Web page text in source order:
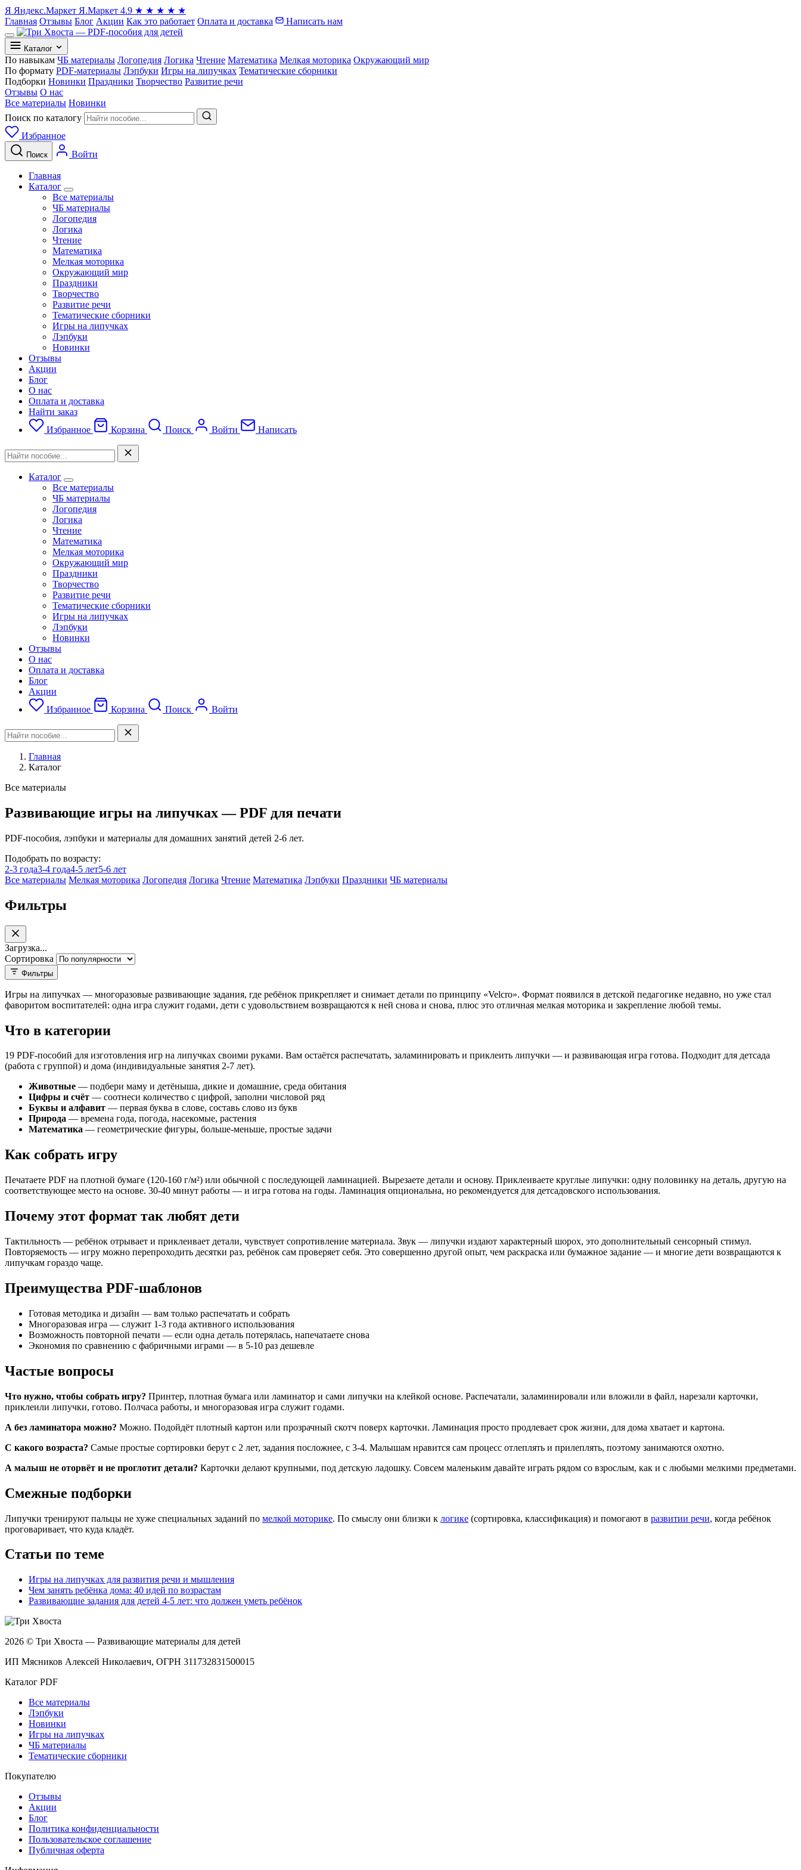
Я Яндекс.Маркет Я.Маркет 4.9 ★ ★ ★ ★ ★
Главная Отзывы Блог Акции Как это работает Оплата и доставка Написать нам
Каталог
По навыкам ЧБ материалы Логопедия Логика Чтение Математика Мелкая моторика Окружающий мир
По формату PDF-материалы Лэпбуки Игры на липучках Тематические сборники
Подборки Новинки Праздники Творчество Развитие речи
Отзывы О нас
Все материалы Новинки
Поиск по каталогу
Избранное
Поиск Войти
Главная
Каталог
Все материалы
ЧБ материалы
Логопедия
Логика
Чтение
Математика
Мелкая моторика
Окружающий мир
Праздники
Творчество
Развитие речи
Тематические сборники
Игры на липучках
Лэпбуки
Новинки
Отзывы
Акции
Блог
О нас
Оплата и доставка
Найти заказ
Избранное
Корзина Поиск Войти Написать
Каталог
Все материалы
ЧБ материалы
Логопедия
Логика
Чтение
Математика
Мелкая моторика
Окружающий мир
Праздники
Творчество
Развитие речи
Тематические сборники
Игры на липучках
Лэпбуки
Новинки
Отзывы
О нас
Оплата и доставка
Блог
Акции
Избранное
Корзина Поиск Войти
Главная
Каталог
Все материалы
Развивающие игры на липучках — PDF для печати
PDF-пособия, лэпбуки и материалы для домашних занятий детей 2-6 лет.
Подобрать по возрасту:
2-3 года3-4 года4-5 лет5-6 лет
Все материалы Мелкая моторика Логопедия Логика Чтение Математика Лэпбуки Праздники ЧБ материалы
Фильтры
Загрузка...
Сортировка
Фильтры
Веселые липучки
Дисковые игры на липучках
Книга на липучках
Липучки. Времена года
Мир липучек
Игры с пластилином
Мои первые уроки
Времена года
Дни недели
Космос
Мамы и малыши
Мое тело
Противоположности
Счет до 100 (Черепашки)
Алфавит
Аппликации на липучках
В мире звуков
Дикие животные
Домашние животные
Колобок
Кто что ест
Овощи
Половинки овощи
Половинки фрукты
Теремок
Фрукты
Игры на липучках — многоразовые развивающие задания, где ребёнок прикрепляет и снимает детали по принципу «Velcro». Формат появился в детской педагогике недавно, но уже стал
фаворитом воспитателей: одна игра служит годами, дети с удовольствием возвращаются к ней снова и снова, плюс это отличная мелкая моторика и закрепление любой темы.
Что в категории
19 PDF-пособий для изготовления игр на липучках своими руками. Вам остаётся распечатать, заламинировать и приклеить липучки — и развивающая игра готова. Подходит для детсада
(работа с группой) и дома (индивидуальные занятия 2-7 лет).
Животные — подбери маму и детёныша, дикие и домашние, среда обитания
Цифры и счёт — соотнеси количество с цифрой, заполни числовой ряд
Буквы и алфавит — первая буква в слове, составь слово из букв
Природа — времена года, погода, насекомые, растения
Математика — геометрические фигуры, больше-меньше, простые задачи
Как собрать игру
Печатаете PDF на плотной бумаге (120-160 г/м²) или обычной с последующей ламинацией. Вырезаете детали и основу. Приклеиваете круглые липучки: одну половинку на деталь, другую на
соответствующее место на основе. 30-40 минут работы — и игра готова на годы. Ламинация опциональна, но рекомендуется для детсадовского использования.
Почему этот формат так любят дети
Тактильность — ребёнок отрывает и приклеивает детали, чувствует сопротивление материала. Звук — липучки издают характерный шорох, это дополнительный сенсорный стимул.
Повторяемость — игру можно перепроходить десятки раз, ребёнок сам проверяет себя. Это совершенно другой опыт, чем раскраска или бумажное задание — и многие дети возвращаются к
липучкам гораздо чаще.
Преимущества PDF-шаблонов
Готовая методика и дизайн — вам только распечатать и собрать
Многоразовая игра — служит 1-3 года активного использования
Возможность повторной печати — если одна деталь потерялась, напечатаете снова
Экономия по сравнению с фабричными играми — в 5-10 раз дешевле
Частые вопросы
Что нужно, чтобы собрать игру? Принтер, плотная бумага или ламинатор и сами липучки на клейкой основе. Распечатали, заламинировали или вложили в файл, нарезали карточки,
приклеили липучки, готово. Полчаса работы, и многоразовая игра служит годами.
А без ламинатора можно? Можно. Подойдёт плотный картон или прозрачный скотч поверх карточки. Ламинация просто продлевает срок жизни, для дома хватает и картона.
С какого возраста? Самые простые сортировки берут с 2 лет, задания посложнее, с 3-4. Малышам нравится сам процесс отлеплять и прилеплять, поэтому занимаются охотно.
А малыш не оторвёт и не проглотит детали? Карточки делают крупными, под детскую ладошку. Совсем маленьким давайте играть рядом со взрослым, как и с любыми мелкими предметами.
Смежные подборки
Липучки тренируют пальцы не хуже специальных заданий по мелкой моторике. По смыслу они близки к логике (сортировка, классификация) и помогают в развитии речи, когда ребёнок
проговаривает, что куда кладёт.
Статьи по теме
Игры на липучках для развития речи и мышления
Чем занять ребёнка дома: 40 идей по возрастам
Развивающие задания для детей 4-5 лет: что должен уметь ребёнок
2026 © Три Хвоста — Развивающие материалы для детей
ИП Мясников Алексей Николаевич, ОГРН 311732831500015
Каталог PDF
Все материалы
Лэпбуки
Новинки
Игры на липучках
ЧБ материалы
Тематические сборники
Покупателю
Отзывы
Акции
Блог
Политика конфиденциальности
Пользовательское соглашение
Публичная оферта